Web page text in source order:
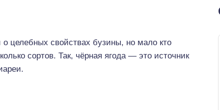
целебных свойствах бузины, но мало кто
сортов. Так, чёрная ягода — это источник